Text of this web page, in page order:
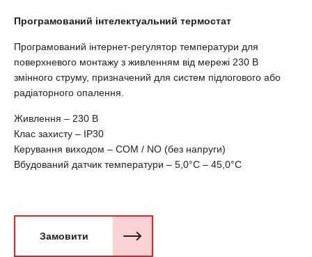
Програмований інтелектуальний термостат
Програмований інтернет-регулятор температури для
поверхневого монтажу з живленням від мережі 230 В
змінного струму, призначений для систем підлогового або
радіаторного опалення.
Живлення – 230 В
Клас захисту – IP30
Керування виходом – COM / NO (без напруги)
Вбудований датчик температури – 5,0°C – 45,0°C
Замовити